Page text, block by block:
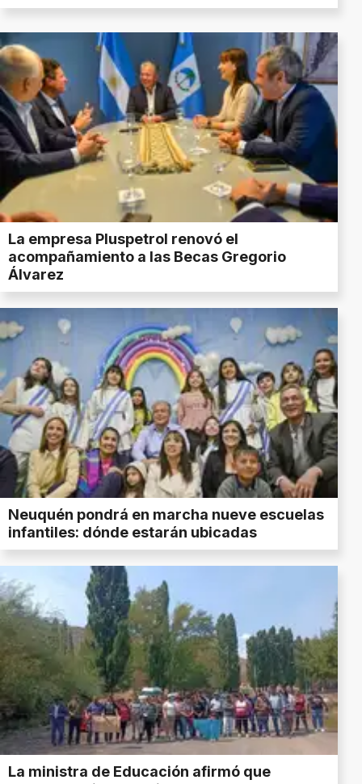
La empresa Pluspetrol renovó el
acompañamiento a las Becas Gregorio
Álvarez
Neuquén pondrá en marcha nueve escuelas
infantiles: dónde estarán ubicadas
La ministra de Educación afirmó que